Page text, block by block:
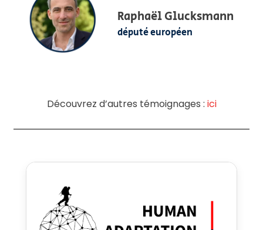
Raphaël Glucksmann
député européen
Découvrez d’autres témoignages : ici
www.passe-muraille.eu/